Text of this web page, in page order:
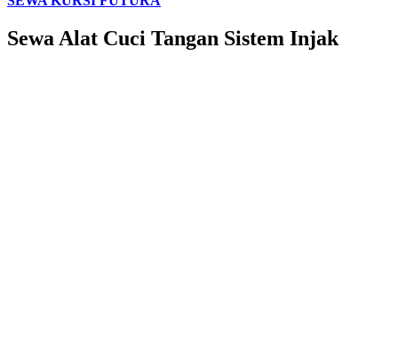
Sewa Alat Cuci Tangan Sistem Injak